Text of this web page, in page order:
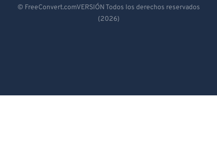
Español
© FreeConvert.comVERSIÓN Todos los derechos reservados
(2026)